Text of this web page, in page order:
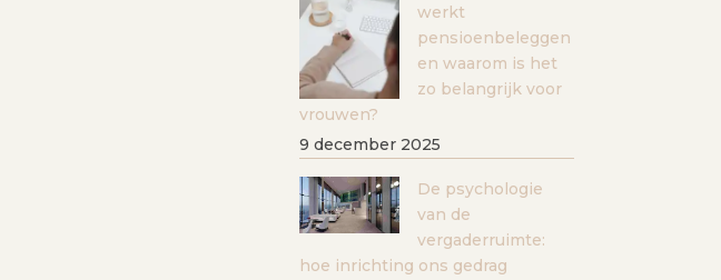
werkt
pensioenbeleggen
en waarom is het
zo belangrijk voor
vrouwen?
9 december 2025
De psychologie
van de
vergaderruimte:
hoe inrichting ons gedrag